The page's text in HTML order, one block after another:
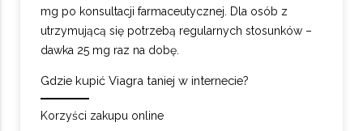
mg po konsultacji farmaceutycznej. Dla osób z
utrzymującą się potrzebą regularnych stosunków –
dawka 25 mg raz na dobę.
Gdzie kupić Viagra taniej w internecie?
Korzyści zakupu online